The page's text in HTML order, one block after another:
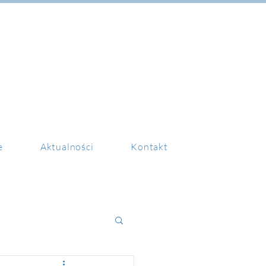
Aktualności Kontakt